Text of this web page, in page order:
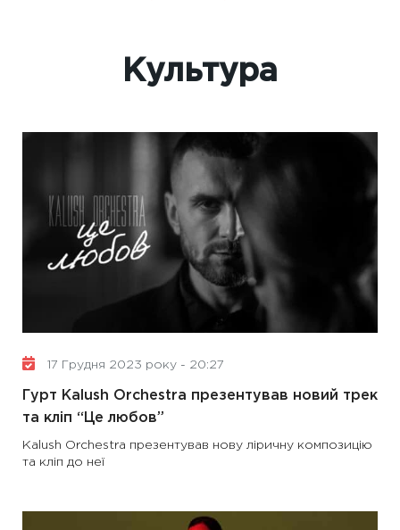
Культура
17 Грудня 2023 року - 20:27
Гурт Kalush Orchestra презентував новий трек
та кліп “Це любов”
Kalush Orchestra презентував нову ліричну композицію
та кліп до неї